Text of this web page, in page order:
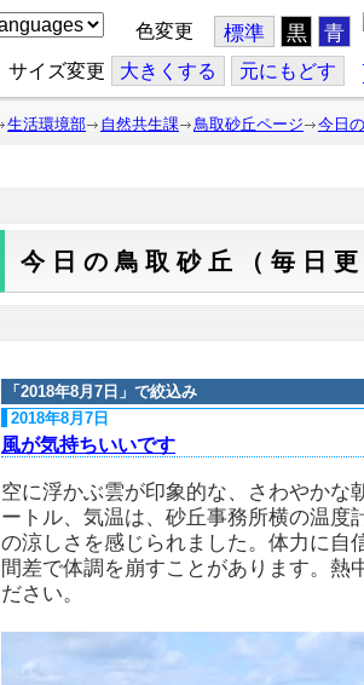
色変更 標準 黒 青
サイズ変更 大きくする 元にもどす
生活環境部 自然共生課 鳥取砂丘ページ 今日
今日の鳥取砂丘（毎日更
「 2018年8月7日 」で絞込み
2018年8月7日
風が気持ちいいです
空に浮かぶ雲が印象的な、さわやかな
ートル、気温は、砂丘事務所横の温度
の涼しさを感じられました。体力に自
間差で体調を崩すことがあります。熱
ださい。